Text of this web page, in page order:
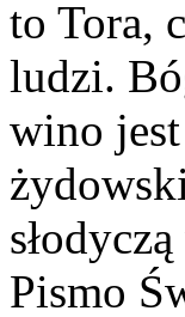
to Tora,
ludzi.
wino
Pismo